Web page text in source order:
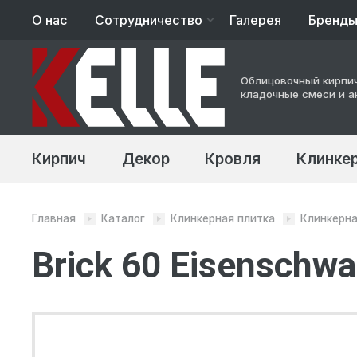
О нас Сотрудничество Галерея Бренды
Облицовочный
кладочные смеси и
Кирпич Декор Кровля
Главная Каталог Клинкерная плитка
Brick 60